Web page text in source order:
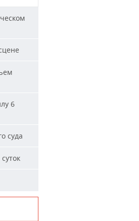
6
суда